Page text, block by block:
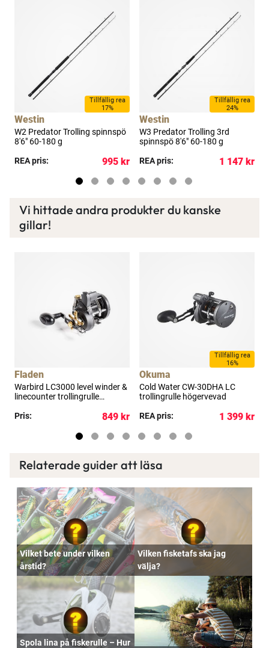
Spana in FJ Max
Ett exklusivt medlemskap med många förmåner.
Bättre priser, fri frakt på alla ordrar, bonuscheck
idag!
Tillfällig rea
17%
Westin
W2 Predator Trolling spinnspö
8'6" 60-180 g
REA pris:
995 kr
Tillfällig rea
24%
Westin
W3 Predator Trolling 3rd
spinnspö 8'6" 60-180 g
REA pris:
1 147 kr
Vi hittade andra produkter du kanske
gillar!
Fladen
Warbird LC3000 level winder &
linecounter trollingrulle
Pris:
849 kr
Tillfällig rea
16%
Okuma
Cold Water CW-30DHA LC
trollingrulle högervevad
REA pris:
1 399 kr
Relaterade guider att läsa
Vilket bete under vilken
årstid?
Vilken fisketafs ska jag
välja?
Spola lina på fiskerulle – Hur